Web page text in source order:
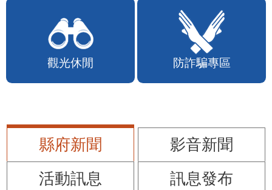
觀光休閒 防詐騙專區
縣府新聞
影音新聞
活動訊息
訊息發布